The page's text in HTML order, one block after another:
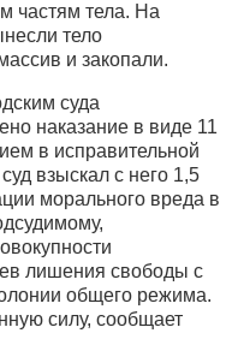
частям тела. На
тело
и закопали.
суда
наказание в виде 11
в исправительной
взыскал с него 1,5
морального вреда в
лишения свободы с
общего режима.
силу, сообщает